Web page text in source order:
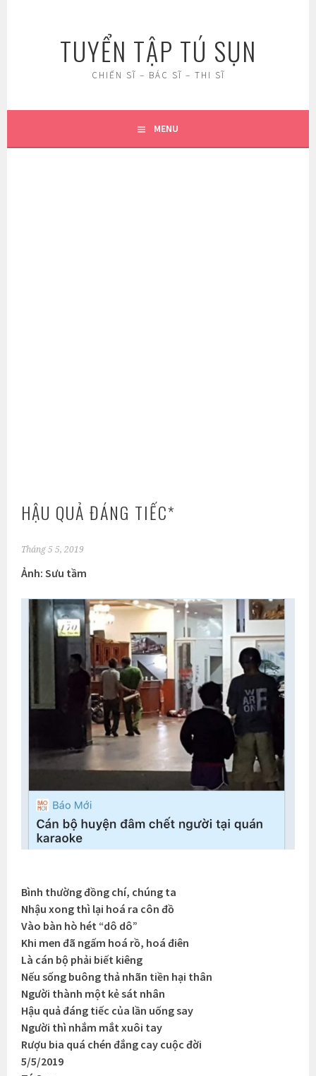
TUYỂN TẬP TÚ SỤN
CHIẾN SĨ – BÁC SĨ – THI SĨ
MENU
HẬU QUẢ ĐÁNG TIẾC*
Tháng 5 5, 2019
Ảnh: Sưu tầm
Bình thường đồng chí, chúng ta
Nhậu xong thì lại hoá ra côn đồ
Vào bàn hò hét “dô dô”
Khi men đã ngấm hoá rồ, hoá điên
Là cán bộ phải biết kiêng
Nếu sống buông thả nhãn tiền hại thân
Người thành một kẻ sát nhân
Hậu quả đáng tiếc của lần uống say
Người thì nhắm mắt xuôi tay
Rượu bia quá chén đắng cay cuộc đời
5/5/2019